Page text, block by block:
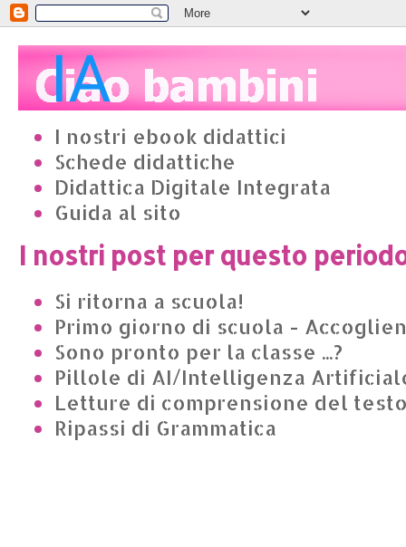
I nostri ebook didattici
Schede didattiche
Didattica Digitale Integrata
Guida al sito
I nostri post per questo
Si ritorna a scuola!
Primo giorno di scuola -
Sono pronto per la classe ...?
Pillole di AI/Intelligenza
Letture di comprensione del
Ripassi di Grammatica